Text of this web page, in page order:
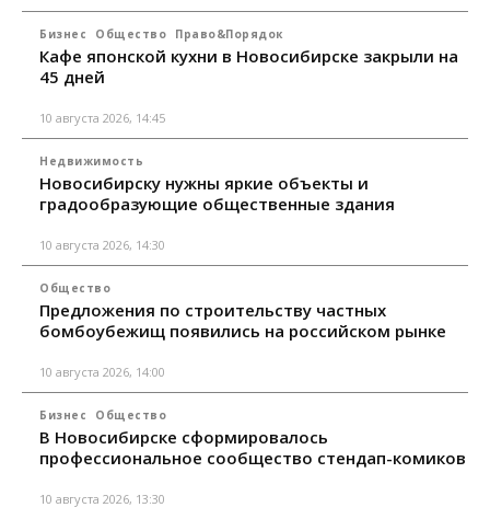
Бизнес Общество Право&Порядок
Кафе японской кухни в Новосибирске закрыли на
45 дней
10 августа 2026, 14:45
Недвижимость
Новосибирску нужны яркие объекты и
градообразующие общественные здания
10 августа 2026, 14:30
Общество
Предложения по строительству частных
бомбоубежищ появились на российском рынке
10 августа 2026, 14:00
Бизнес Общество
В Новосибирске сформировалось
профессиональное сообщество стендап-комиков
10 августа 2026, 13:30